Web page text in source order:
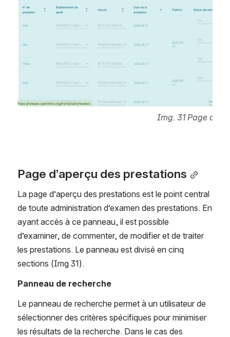
Img. 31 Page des
Page d’aperçu des prestations
La page d’aperçu des prestations est le point central
de toute administration d’examen des prestations. En
ayant accès à ce panneau, il est possible
d’examiner, de commenter, de modifier et de traiter
les prestations. Le panneau est divisé en cinq
sections (Img 31).
Panneau de recherche
Le panneau de recherche permet à un utilisateur de
sélectionner des critères spécifiques pour minimiser
les résultats de la recherche. Dans le cas des